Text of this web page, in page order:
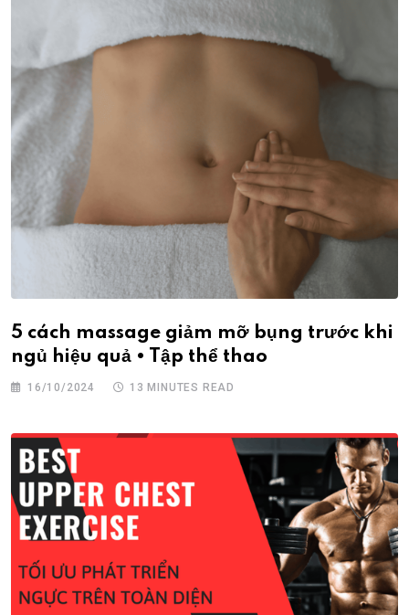
5 cách massage giảm mỡ bụng trước khi
ngủ hiệu quả • Tập thể thao
16/10/2024 13 MINUTES READ